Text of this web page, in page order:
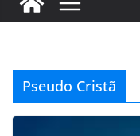
Pseudo Cristã